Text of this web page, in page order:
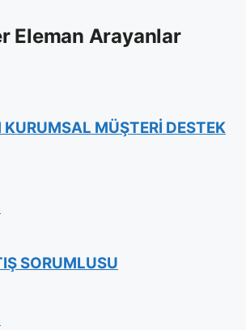
Eleman Arayanlar
MÜŞTERİ DESTEK
SORUMLUSU